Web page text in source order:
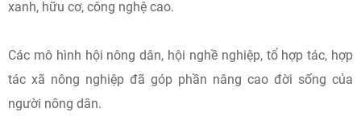
xanh, hữu cơ, công nghệ cao.
Các mô hình hội nông dân, hội nghề nghiệp, tổ hợp tác, hợp
tác xã nông nghiệp đã góp phần nâng cao đời sống của
người nông dân.